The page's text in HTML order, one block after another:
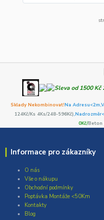
Sklady Nekombinovat!Na Adresu<2m,
124Kč/Ks 4Ks/248-596Kč)
0Kč/Beton
Informace pro zákazníky
O nás
Vše o nákupu
Obchodní podmínky
Poptávka Montáže <50Km
Kontakty
Blog